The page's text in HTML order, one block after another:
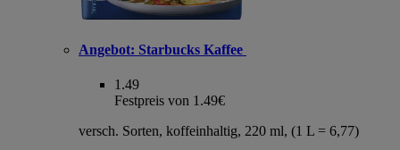
Angebot: Starbucks Kaffee
1.49
Festpreis von 1.49€
versch. Sorten, koffeinhaltig, 220 ml, (1 L = 6,77)